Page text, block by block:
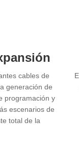
cables de
generación de
programación y
escenarios de
total de la